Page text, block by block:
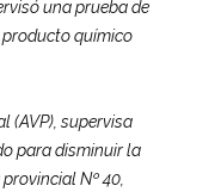
una prueba de
químico
(AVP), supervisa
para disminuir la
Nº 40,